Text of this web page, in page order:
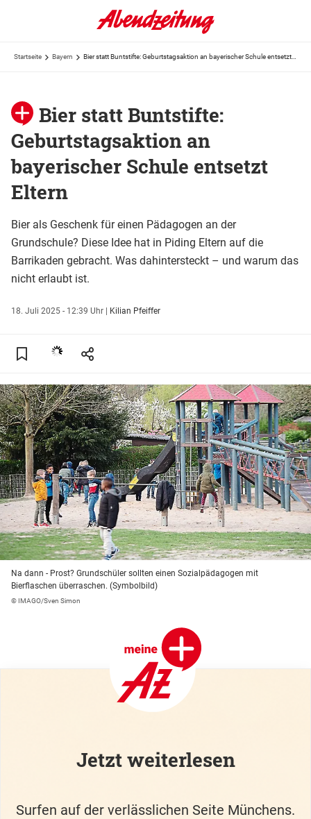
Startseite Bayern
Bier statt Buntstifte:
Geburtstagsaktion an
bayerischer Schule entsetzt
Eltern
Bier als Geschenk für einen Pädagogen an der
Grundschule? Diese Idee hat in Piding Eltern auf die
Barrikaden gebracht. Was dahintersteckt – und warum das
nicht erlaubt ist.
18. Juli 2025 - 12:39 Uhr | Kilian Pfeiffer
Na dann - Prost? Grundschüler sollten einen Sozialpädagogen mit
Bierflaschen überraschen. (Symbolbild)
© IMAGO/Sven Simon
Jetzt weiterlesen
Surfen auf der verlässlichen Seite Münchens.